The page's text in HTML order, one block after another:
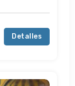
Detalles